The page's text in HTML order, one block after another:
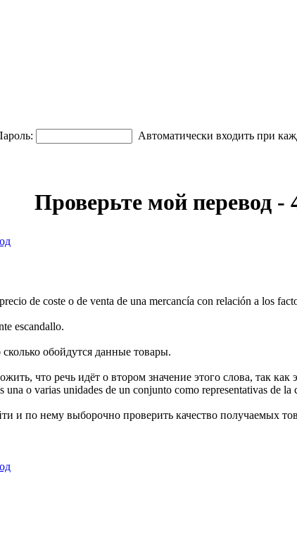
Автоматически входить при
Проверьте мой перевод -
de coste o de venta de una mercancía con relación a los
escandallo.
обойдутся данные товары.
что речь идёт о втором значение этого слова, так
o varias unidades de un conjunto como representativas de la
и по нему выборочно проверить качество получаемых